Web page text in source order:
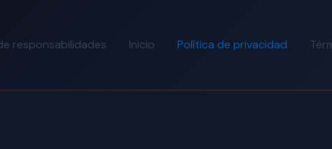
responsabilidades Inicio Política de privacidad